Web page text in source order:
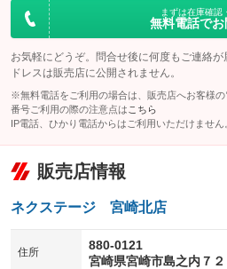
まずは在庫確認
無料電話で
お気軽にどうぞ。問合せ後に何度もご連絡
ドレスは販売店に公開されません。
※無料電話をご利用の場合は、販売店へお客様
番号ご利用の際の注意点は こちら
IP電話、ひかり電話からはご利用いただけません
販売店情報
ネクステージ 宮崎北店
住所
880-0121
宮崎県宮崎市島之内７２